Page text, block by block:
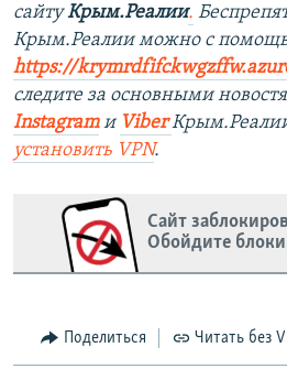
сайтуКрым.Реалии.
Крым.Реалии можно с
https://
следите за основными
Instagram и Viber
установить VPN.
Сайт
Обойдите
Поделиться Читать без